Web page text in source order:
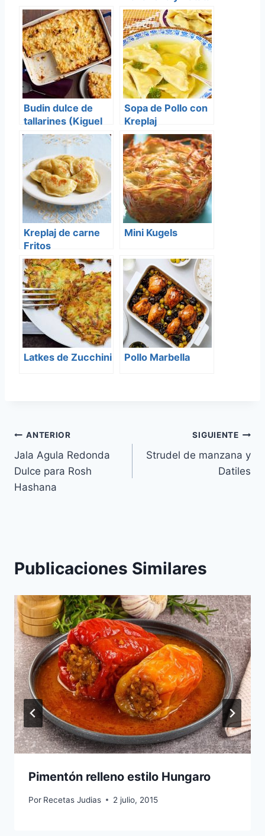
Budin dulce de
tallarines (Kiguel
de Lokschen)
Sopa de Pollo con
Kreplaj
Kreplaj de carne
Fritos
Mini Kugels
Latkes de Zucchini Pollo Marbella
Navegación
de
entradas
ANTERIOR
Jala Agula Redonda
Dulce para Rosh
Hashana
SIGUIENTE
Strudel de manzana y
Datiles
Publicaciones Similares
Pimentón relleno estilo Hungaro
Por Recetas Judias 2 julio, 2015